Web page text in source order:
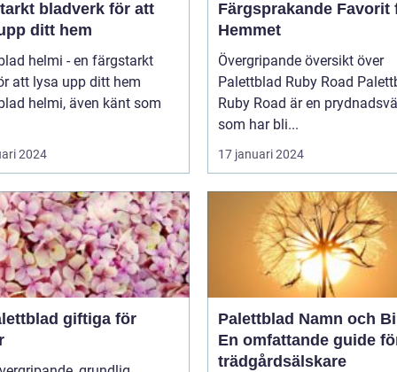
bladverk för att
ditt hem
helmi - en färgstarkt
att lysa upp ditt hem
helmi, även känt som
2024
Färgsprakande Favorit
Hemmet
Övergripande översikt över
Palettblad Ruby Road Palettblad
Ruby Road är en
som har bli...
17 januari 2024
giftiga för
Palettblad Namn och
En omfattande guide
trädgårdsälskare